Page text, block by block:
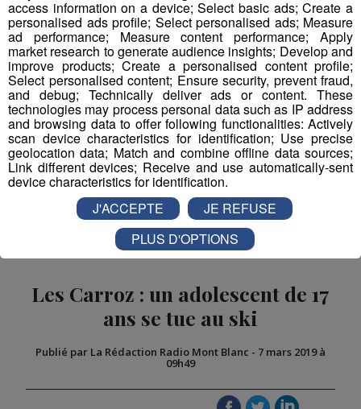
Les Carroz : un adolescent de 17
ans se tue au ski
Publié par La Rédaction Radio Mont Blanc - 7 mars 2019 à
09h49
access information on a device; Select basic ads; Create a
personalised ads profile; Select personalised ads; Measure
ad performance; Measure content performance; Apply
market research to generate audience insights; Develop and
improve products; Create a personalised content profile;
Select personalised content; Ensure security, prevent fraud,
and debug; Technically deliver ads or content. These
technologies may process personal data such as IP address
and browsing data to offer following functionalities: Actively
scan device characteristics for identification; Use precise
geolocation data; Match and combine offline data sources;
Link different devices; Receive and use automatically-sent
device characteristics for identification.
J'ACCEPTE
JE REFUSE
PLUS D'OPTIONS